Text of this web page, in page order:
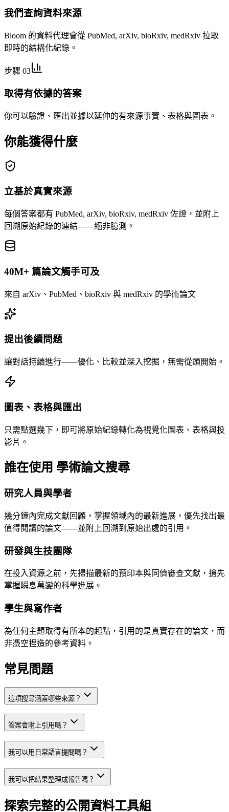
我們查詢資料來源
Bloom 的資料代理會從 PubMed, arXiv, bioRxiv, medRxiv 拉取
即時的結構化紀錄。
步驟 03
取得有依據的答案
你可以驗證、匯出並據以延伸的有來源事實、表格與圖表。
你能獲得什麼
立基於真實來源
每個答案都有 PubMed, arXiv, bioRxiv, medRxiv 佐證，並附上
回溯原始紀錄的連結——絕非臆測。
40M+ 篇論文觸手可及
來自 arXiv、PubMed、bioRxiv 與 medRxiv 的學術論文
提出後續問題
讓對話持續進行——優化、比較並深入挖掘，無需從頭開始。
圖表、表格與匯出
只需點選幾下，即可將原始紀錄轉化為視覺化圖表、表格與投
影片。
誰在使用 學術論文搜尋
研究人員與學者
幾分鐘內完成文獻回顧，掌握領域內的最新進展，優先找出最
值得閱讀的論文——並附上回溯到原始出處的引用。
研發與生技團隊
在投入資源之前，先掃描最新的預印本與同儕審查文獻，搶先
掌握瞬息萬變的科學進展。
學生與寫作者
為任何主題取得有所本的起點，引用的是真實存在的論文，而
非憑空捏造的參考資料。
常見問題
這項搜尋涵蓋哪些來源？
答案會附上引用嗎？
我可以用日常語言提問嗎？
我可以把結果整理成報告嗎？
探索完整的公開資料工具組